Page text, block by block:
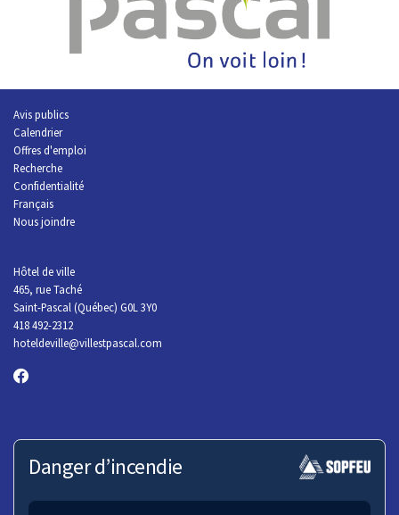
Avis publics
Calendrier
Offres d'emploi
Recherche
Confidentialité
Français
Nous joindre
Hôtel de ville
465, rue Taché
Saint-Pascal (Québec) G0L 3Y0
418 492-2312
hoteldeville@villestpascal.com
Danger d’incendie